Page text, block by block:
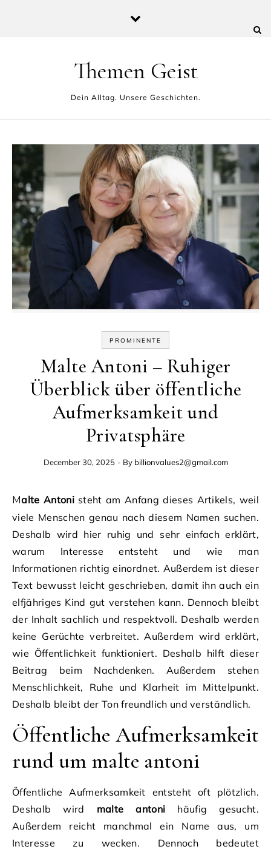
Themen Geist
Dein Alltag. Unsere Geschichten.
PROMINENTE
Malte Antoni – Ruhiger
Überblick über öffentliche
Aufmerksamkeit und
Privatsphäre
December 30, 2025 - By billionvalues2@gmail.com
Malte Antonisteht am Anfang dieses Artikels, weil
viele Menschen genau nach diesem Namen suchen.
Deshalb wird hier ruhig und sehr einfach erklärt,
warum Interesse entsteht und wie man
Informationen richtig einordnet. Außerdem ist dieser
Text bewusst leicht geschrieben, damit ihn auch ein
elfjähriges Kind gut verstehen kann. Dennoch bleibt
der Inhalt sachlich und respektvoll. Deshalb werden
keine Gerüchte verbreitet. Außerdem wird erklärt,
wie Öffentlichkeit funktioniert. Deshalb hilft dieser
Beitrag beim Nachdenken. Außerdem stehen
Menschlichkeit, Ruhe und Klarheit im Mittelpunkt.
Deshalb bleibt der Ton freundlich und verständlich.
Öffentliche Aufmerksamkeit
rund um malte antoni
Öffentliche Aufmerksamkeit entsteht oft plötzlich.
Deshalb wird malte antoni häufig gesucht.
Außerdem reicht manchmal ein Name aus, um
Interesse zu wecken. Dennoch bedeutet